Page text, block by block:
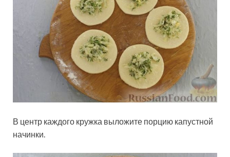
В центр каждого кружка выложите порцию капустной
начинки.